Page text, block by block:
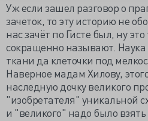
Уж если зашел разговор о
зачеток, то эту историю не
нас зачёт по Гисте был, ну
сокращенно называют. Наука
ткани да клеточки под
Наверное мадам Хилову,
наследную дочку великого
"изобретателя" уникальной
и "великого" надо было